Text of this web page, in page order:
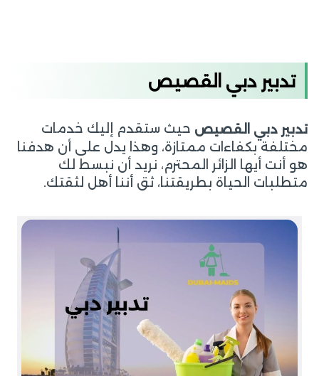
تدبير دبي القصيص
تدبير دبي القصيص حيث ستقدم إليك خدمات
مختلفة بكفاءات ممتازة، وهذا يدل على أن هدفنا
هو أنت أيها الزائر المحترم، نريد أن نبسط لك
متطلبات الحياة بطريقتنا، ثق أننا أهل لثقتك.